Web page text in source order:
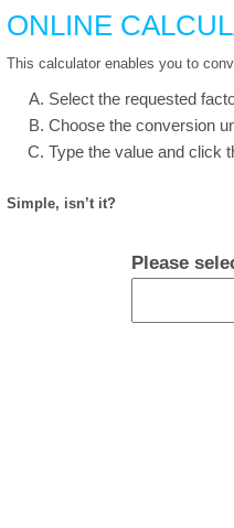
ONLINE
This calculator enables you to
Select the requested
Choose the conversion
Type the value and click
Simple, isn’t it?
Please